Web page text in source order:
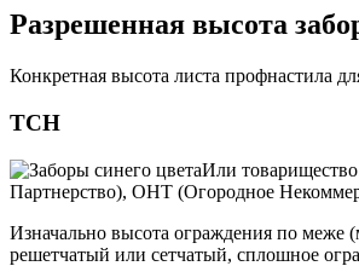
Разрешенная высота
Конкретная высота листа профнастила
ТСН
Или
Партнерство), ОНТ (Огородное
Изначально высота ограждения по меже
решетчатый или сетчатый, сплошное